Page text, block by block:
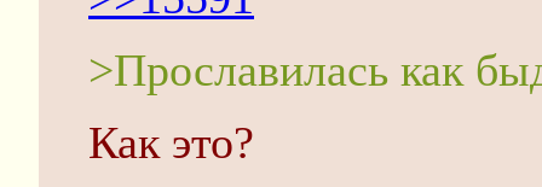
>Прославилась как
Как это?